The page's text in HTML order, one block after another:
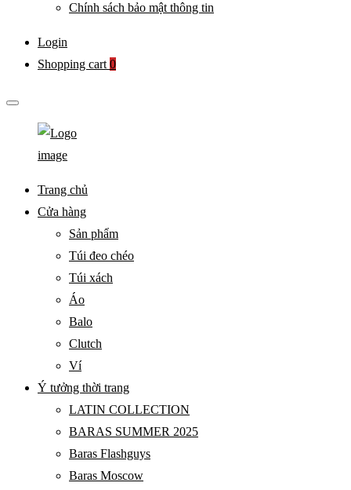
Chính sách bảo mật thông tin
Login
Shopping cart 0
VIETNAM
Primary
Menu
Trang chủ
Cửa hàng
Sản phẩm
Túi đeo chéo
Túi xách
Áo
Balo
Clutch
Ví
Ý tưởng thời trang
LATIN COLLECTION
BARAS SUMMER 2025
Baras Flashguys
Baras Moscow